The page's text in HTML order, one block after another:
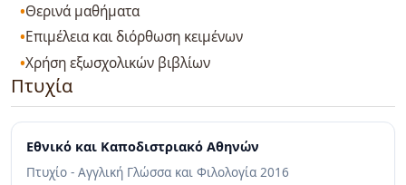
Θερινά μαθήματα
Επιμέλεια και διόρθωση κειμένων
Χρήση εξωσχολικών βιβλίων
Πτυχία
Εθνικό και Καποδιστριακό Αθηνών
Πτυχίο - Αγγλική Γλώσσα και Φιλολογία 2016